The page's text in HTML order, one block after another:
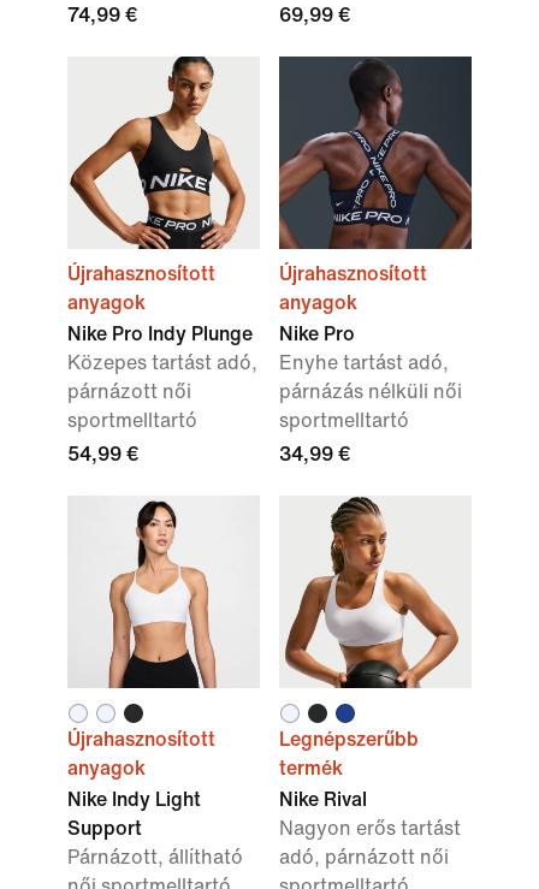
74,99 €
69,99 €
Újrahasznosított
anyagok
Nike Pro Indy Plunge
Közepes tartást adó,
párnázott női
sportmelltartó
54,99 €
Újrahasznosított
anyagok
Nike Pro
Enyhe tartást adó,
párnázás nélküli női
sportmelltartó
34,99 €
Újrahasznosított
anyagok
Nike Indy Light
Support
Párnázott, állítható
Legnépszerűbb
termék
Nike Rival
Nagyon erős tartást
adó, párnázott női